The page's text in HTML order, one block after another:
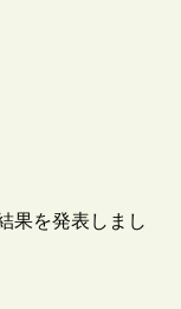
果を発表しまし